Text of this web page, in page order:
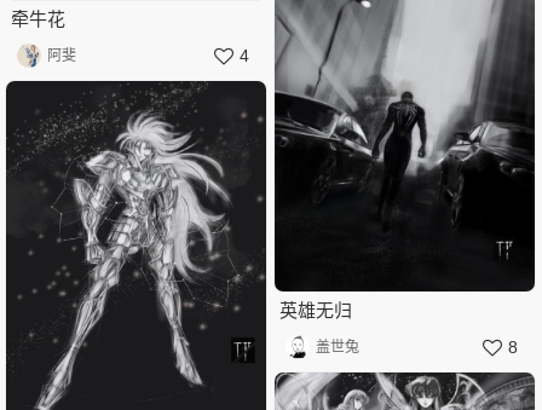
牵牛花
阿斐 4
英雄无归
盖世兔 8